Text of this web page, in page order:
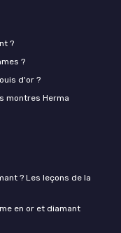
?
?
d'or ?
montres Herma
? Les leçons de la
en or et diamant